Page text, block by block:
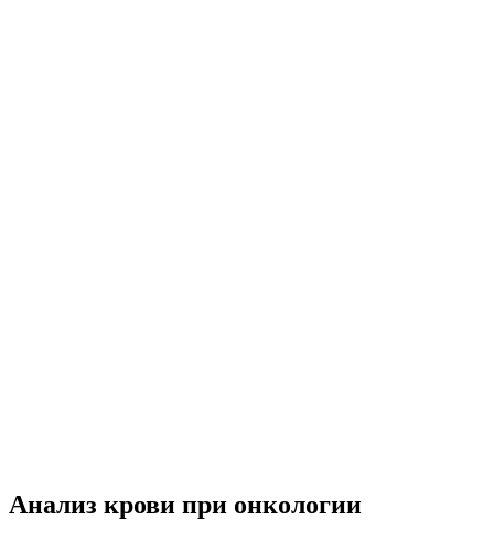
Анализ крови при онкологии